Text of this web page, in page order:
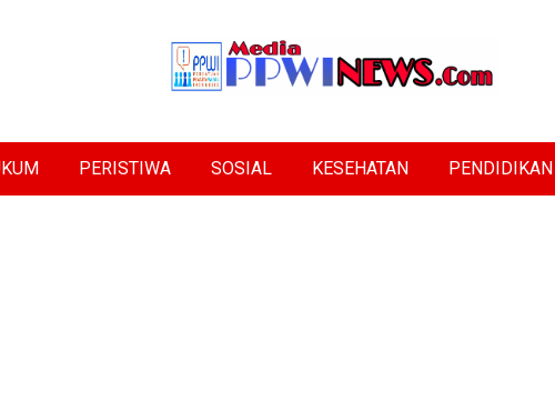
PERISTIWA SOSIAL KESEHATAN PENDIDIKAN